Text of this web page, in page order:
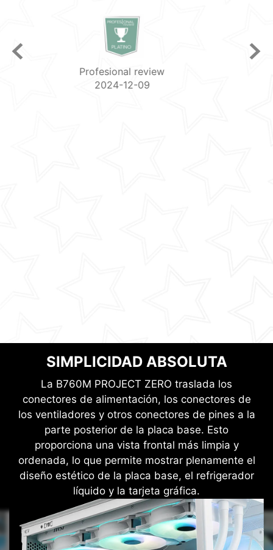
Razorman
2024-10-18
SIMPLICIDAD ABSOLUTA
La B760M PROJECT ZERO traslada los
conectores de alimentación, los conectores de
los ventiladores y otros conectores de pines a la
parte posterior de la placa base. Esto
proporciona una vista frontal más limpia y
ordenada, lo que permite mostrar plenamente el
diseño estético de la placa base, el refrigerador
líquido y la tarjeta gráfica.